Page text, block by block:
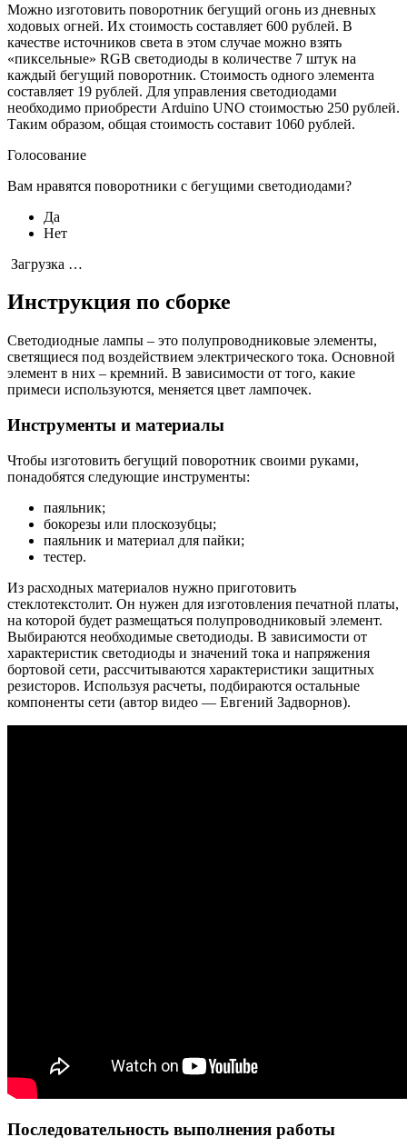
Можно изготовить поворотник бегущий огонь из дневных
ходовых огней. Их стоимость составляет 600 рублей. В
качестве источников света в этом случае можно взять
«пиксельные» RGB светодиоды в количестве 7 штук на
каждый бегущий поворотник. Стоимость одного элемента
составляет 19 рублей. Для управления светодиодами
необходимо приобрести Arduino UNO стоимостью 250 рублей.
Таким образом, общая стоимость составит 1060 рублей.
Голосование
Вам нравятся поворотники с бегущими светодиодами?
Да
Нет
Загрузка …
Инструкция по сборке
Светодиодные лампы – это полупроводниковые элементы,
светящиеся под воздействием электрического тока. Основной
элемент в них – кремний. В зависимости от того, какие
примеси используются, меняется цвет лампочек.
Инструменты и материалы
Чтобы изготовить бегущий поворотник своими руками,
понадобятся следующие инструменты:
паяльник;
бокорезы или плоскозубцы;
паяльник и материал для пайки;
тестер.
Из расходных материалов нужно приготовить
стеклотекстолит. Он нужен для изготовления печатной платы,
на которой будет размещаться полупроводниковый элемент.
Выбираются необходимые светодиоды. В зависимости от
характеристик светодиоды и значений тока и напряжения
бортовой сети, рассчитываются характеристики защитных
резисторов. Используя расчеты, подбираются остальные
компоненты сети (автор видео — Евгений Задворнов).
Последовательность выполнения работы